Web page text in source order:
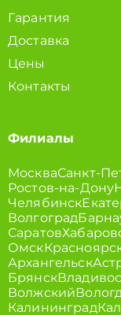
Гарантия
Доставка
Цены
Контакты
Филиалы
МоскваСанкт-
Ростов-на-Дону
Челябинск
Волгоград
Саратов
Омск
Архангельск
Брянск
Волжский
Калининград